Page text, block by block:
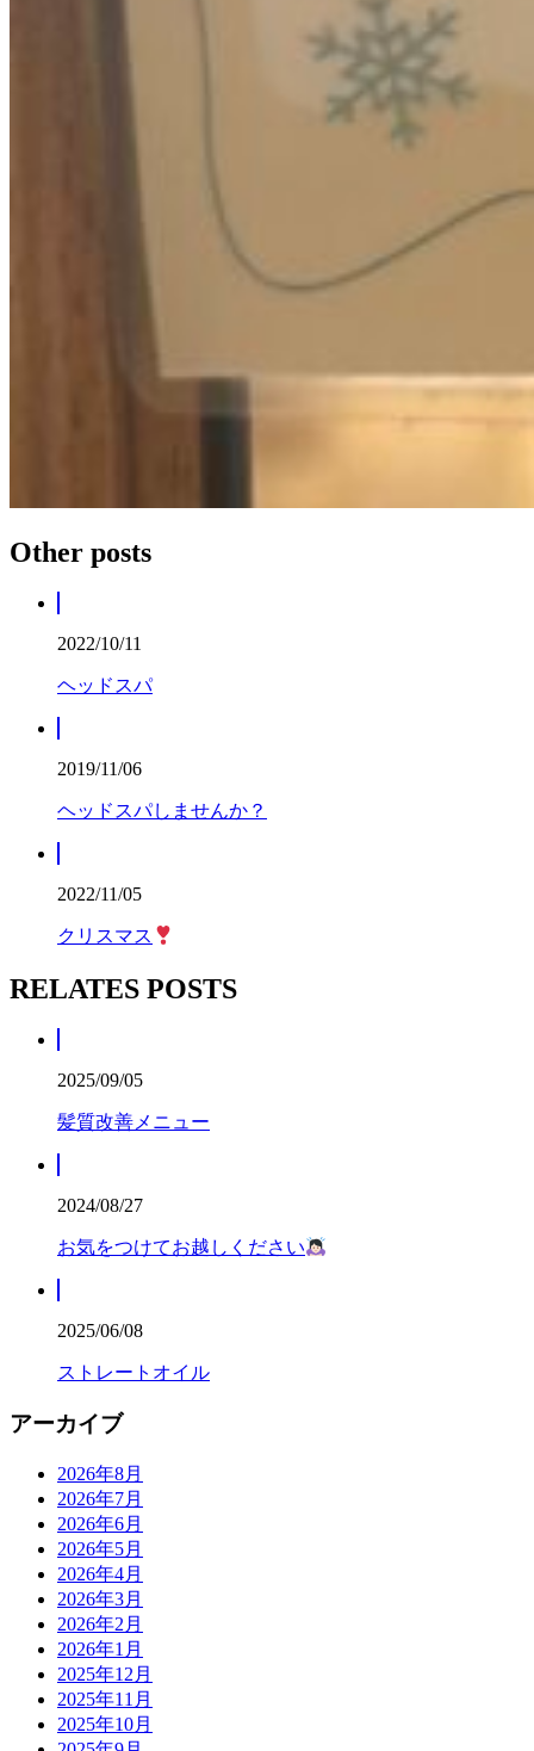
Other posts
2022/10/11
ヘッドスパ
2019/11/06
ヘッドスパしませんか？
2022/11/05
クリスマス
RELATES POSTS
2025/09/05
髪質改善メニュー
2024/08/27
お気をつけてお越しください
2025/06/08
ストレートオイル
アーカイブ
2026年8月
2026年7月
2026年6月
2026年5月
2026年4月
2026年3月
2026年2月
2026年1月
2025年12月
2025年11月
2025年10月